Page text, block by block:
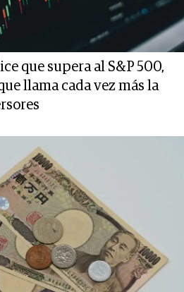
que supera al S&P 500,
llama cada vez más la